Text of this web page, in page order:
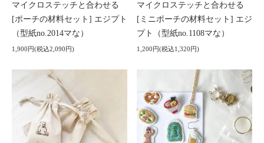
マイクロステッチと合わせる
[ポーチの材料セット] エジプト
（型紙no.2014マな）
1,900円(税込2,090円)
マイクロステッチと合わせる
[ミニポーチの材料セット] エジ
プト（型紙no.1108マな）
1,200円(税込1,320円)